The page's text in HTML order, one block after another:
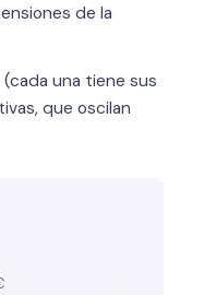
de la
una tiene sus
que oscilan